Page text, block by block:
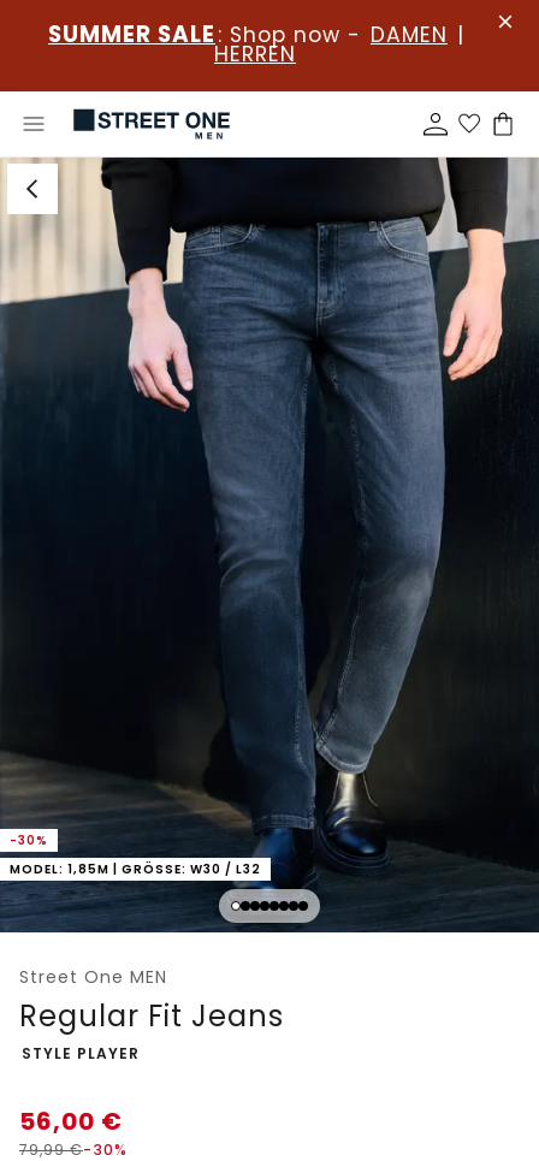
SUMMER SALE : Shop now - DAMEN |
HERREN
-30%
MODEL: 1,85M | GRÖSSE: W30 / L32
Street One MEN
Regular Fit Jeans
-
STYLE PLAYER
56,00 €
79,99€-30%